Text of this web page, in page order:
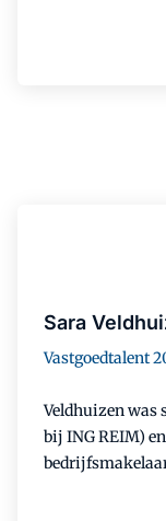
Sara
Vastgoedtalent
Veldhuizen was
bij ING REIM)